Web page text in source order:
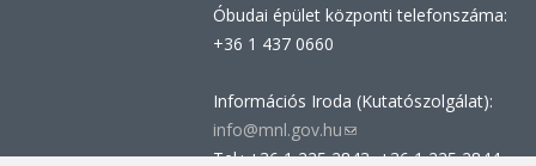
Óbudai épület központi telefonszáma:
+36 1 437 0660
Információs Iroda (Kutatószolgálat):
info@mnl.gov.hu(link
sends
Tel.: +36 1 225 2843, +36 1 225 2844